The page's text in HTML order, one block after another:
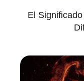
El